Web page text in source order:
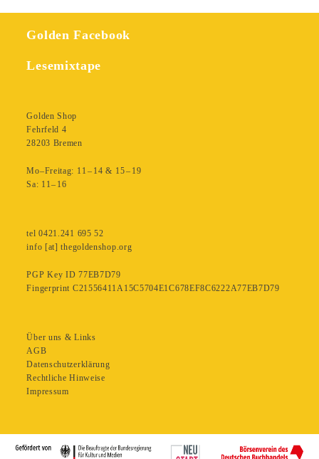
Golden Facebook
Lesemixtape
Golden Shop
Fehrfeld 4
28203 Bremen
Mo–Freitag: 11 – 14 & 15 – 19
Sa: 11– 16
tel 0421.241 695 52
info [at] thegoldenshop.org
PGP Key ID 77EB7D79
Fingerprint C21556411A15C5704E1C678EF8C6222A77EB7D79
Über uns & Links
AGB
Datenschutzerklärung
Rechtliche Hinweise
Impressum